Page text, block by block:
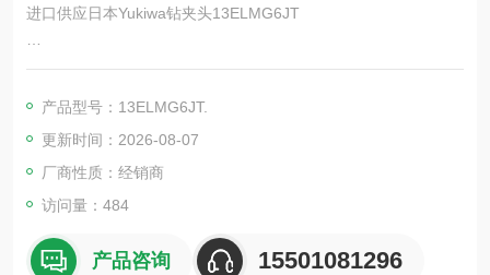
进口供应日本Yukiwa钻夹头13ELMG6JT
ACT电气工业(ACT)压力开关CE6
ACT电气工业(ACT)压力开关CE40
Armangyo安博产业ARM丰和用鉄生爪P1.5
ASAHI-FUJIKOSHI旭精工UCF208方形法兰型单元
ASAHI日本进口外球面带座轴承UCFL209
ASAHI
产品型号：13ELMG6JT.
更新时间：2026-08-07
厂商性质：经销商
访问量：484
产品咨询 15501081296